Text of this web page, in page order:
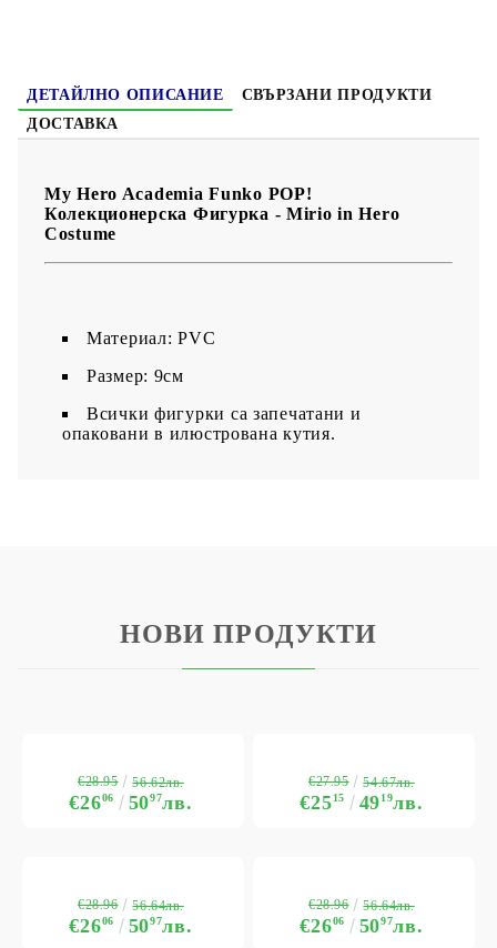
ДЕТАЙЛНО ОПИСАНИЕ
СВЪРЗАНИ ПРОДУКТИ
ДОСТАВКА
My Hero Academia Funko POP!
Колекционерска Фигурка - Mirio in Hero
Costume
Материал: PVC
Размер: 9см
Всички фигурки са запечатани и
опаковани в илюстрована кутия.
НОВИ ПРОДУКТИ
€2606 5097лв.
€28.95 56.62лв.
€2515 4919лв.
€27.95 54.67лв.
€2606 5097лв.
€28.96 56.64лв.
€2606 5097лв.
€28.96 56.64лв.